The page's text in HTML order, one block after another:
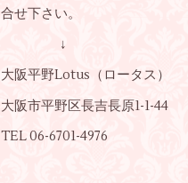
合せ下さい。
↓
大阪平野Lotus（ロータス）
大阪市平野区長吉長原1-1-44
TEL 06-6701-4976